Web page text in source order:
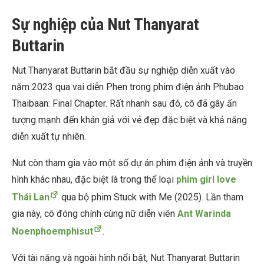
Sự nghiệp của Nut Thanyarat
Buttarin
Nut Thanyarat Buttarin bắt đầu sự nghiệp diễn xuất vào
năm 2023 qua vai diễn Phen trong phim điện ảnh Phubao
Thaibaan: Final Chapter. Rất nhanh sau đó, cô đã gây ấn
tượng mạnh đến khán giả với vẻ đẹp đặc biệt và khả năng
diễn xuất tự nhiên.
Nut còn tham gia vào một số dự án phim điện ảnh và truyền
hình khác nhau, đặc biệt là trong thể loại phim girl love
Thái Lan
qua bộ phim Stuck with Me (2025). Lần tham
gia này, cô đóng chính cùng nữ diễn viên Ant Warinda
Noenphoemphisut
.
Với tài năng và ngoài hình nổi bật, Nut Thanyarat Buttarin